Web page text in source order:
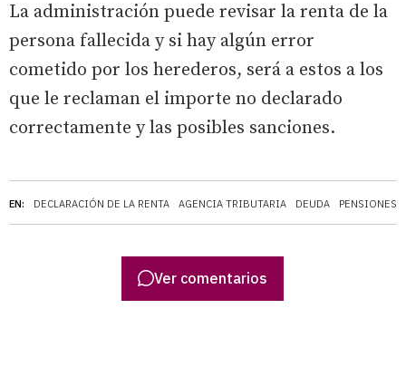
EN: DECLARACIÓN DE LA RENTA AGENCIA TRIBUTARIA DEUDA PENSIONES
La administración puede revisar la renta de la
persona fallecida y si hay algún error
cometido por los herederos, será a estos a los
que le reclaman el importe no declarado
correctamente y las posibles sanciones.
Ver comentarios